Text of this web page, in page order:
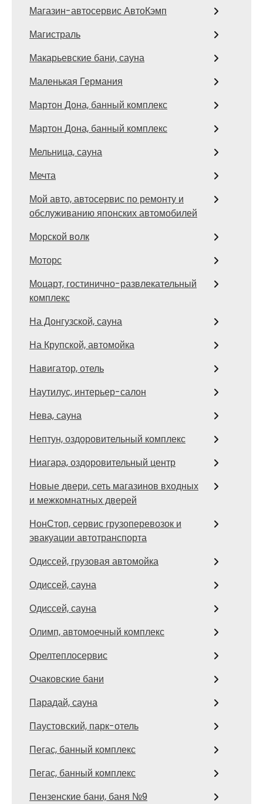
Магазин-автосервис АвтоКэмп
Магистраль
Макарьевские бани, сауна
Маленькая Германия
Мартон Дона, банный комплекс
Мартон Дона, банный комплекс
Мельница, сауна
Мечта
Мой авто, автосервис по ремонту и
обслуживанию японских автомобилей
Морской волк
Моторс
Моцарт, гостинично-развлекательный
комплекс
На Донгузской, сауна
На Крупской, автомойка
Навигатор, отель
Наутилус, интерьер-салон
Нева, сауна
Нептун, оздоровительный комплекс
Ниагара, оздоровительный центр
Новые двери, сеть магазинов входных
и межкомнатных дверей
НонСтоп, сервис грузоперевозок и
эвакуации автотранспорта
Одиссей, грузовая автомойка
Одиссей, сауна
Одиссей, сауна
Олимп, автомоечный комплекс
Орелтеплосервис
Очаковские бани
Парадай, сауна
Паустовский, парк-отель
Пегас, банный комплекс
Пегас, банный комплекс
Пензенские бани, баня №9